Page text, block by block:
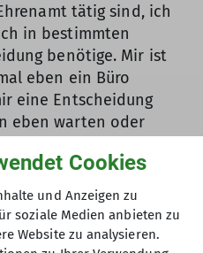
tätig sind, ich
in bestimmten
benötige. Mir ist
eben ein Büro
eine Entscheidung
eben warten oder
weil ich nicht mit
ausgestattet bin. In
der Zeit bestimmt
Bereichen ich
Cookies
und Anzeigen zu
soziale Medien anbieten zu
Website zu analysieren.